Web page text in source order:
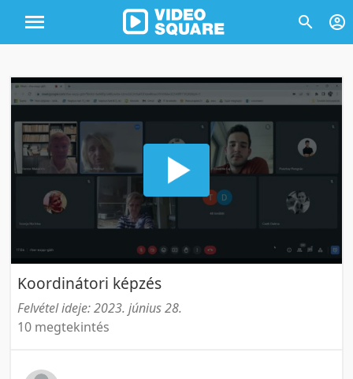
Koordinátori képzés
Felvétel ideje: 2023. június 28.
10 megtekintés